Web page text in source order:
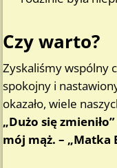
Czy warto?
Zyskaliśmy wspólny
spokojny i
okazało, wiele
„Dużo się
mój mąż. – „Matka